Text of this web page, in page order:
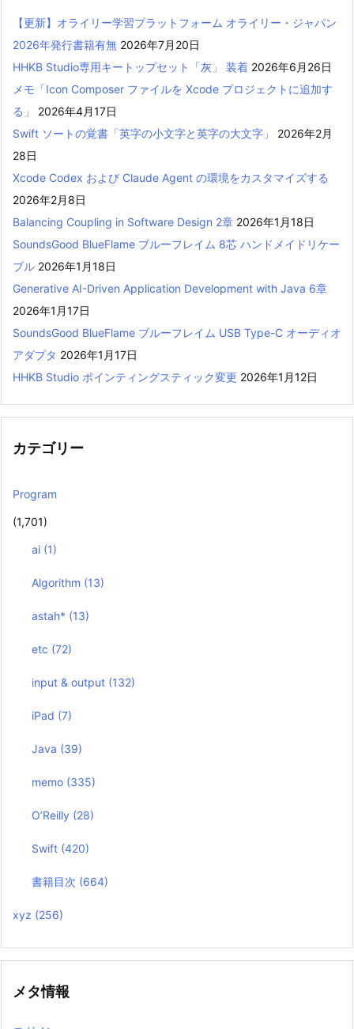
【更新】オライリー学習プラットフォーム オライリー・ジャパン
2026年発行書籍有無 2026年7月20日
HHKB Studio専用キートップセット「灰」 装着 2026年6月26日
メモ「Icon Composer ファイルを Xcode プロジェクトに追加す
る」
2026年4月17日
Swift ソートの覚書「英字の小文字と英字の大文字」
2026年2月
28日
Xcode Codex および Claude Agent の環境をカスタマイズする
2026年2月8日
Balancing Coupling in Software Design 2章 2026年1月18日
SoundsGood BlueFlame ブルーフレイム 8芯 ハンドメイドリケー
ブル 2026年1月18日
Generative AI-Driven Application Development with Java 6章
2026年1月17日
SoundsGood BlueFlame ブルーフレイム USB Type-C オーディオ
アダプタ 2026年1月17日
HHKB Studio ポインティングスティック変更 2026年1月12日
カテゴリー
Program
(1,701)
ai (1)
Algorithm (13)
astah* (13)
etc (72)
input & output (132)
iPad (7)
Java (39)
memo (335)
O’Reilly (28)
Swift (420)
書籍目次 (664)
xyz (256)
メタ情報